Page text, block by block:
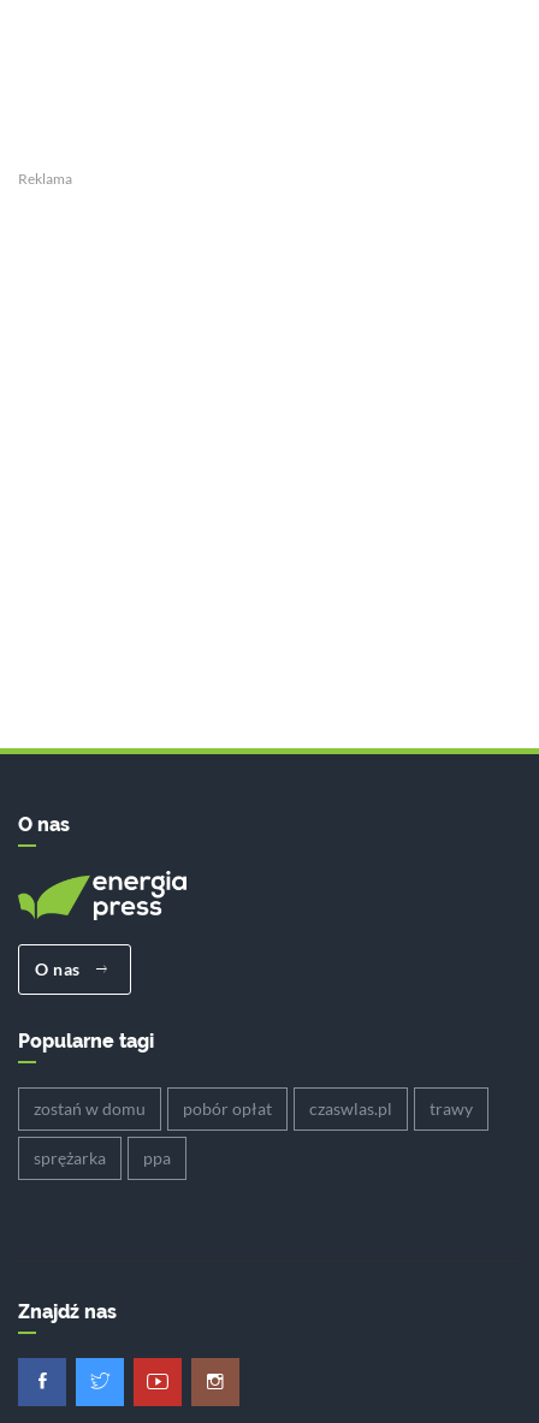
Reklama
O nas
O nas
Popularne tagi
zostań w domu pobór opłat czaswlas.pl trawy
sprężarka ppa
Znajdź nas